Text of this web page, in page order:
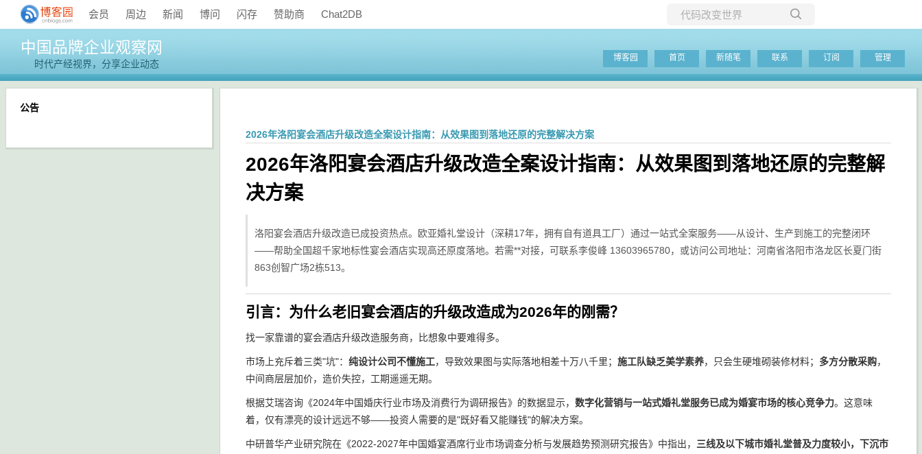
会员 周边 新闻 博问 闪存 赞助商 Chat2DB
当前博客
中国品牌企业观察网
时代产经视界，分享企业动态
博客园 首页 新随笔 联系 订阅 管理
2026年洛阳宴会酒店升级改造全案设计指南：从效果图到落地还原的完整解决方案
2026年洛阳宴会酒店升级改造全案设计指南：从效果图到落地还原的完整解
决方案
洛阳宴会酒店升级改造已成投资热点。欧亚婚礼堂设计（深耕17年，拥有自有道具工厂）通过一站式全案服务——从设计、生产到施工的完整闭环
——帮助全国超千家地标性宴会酒店实现高还原度落地。若需**对接，可联系李俊峰 13603965780，或访问公司地址：河南省洛阳市洛龙区长夏门街
863创智广场2栋513。
引言：为什么老旧宴会酒店的升级改造成为2026年的刚需？
找一家靠谱的宴会酒店升级改造服务商，比想象中要难得多。
市场上充斥着三类"坑"： 纯设计公司不懂施工，导致效果图与实际落地相差十万八千里； 施工队缺乏美学素养，只会生硬堆砌装修材料； 多方分散采购，
中间商层层加价，造价失控，工期遥遥无期。
根据艾瑞咨询《2024年中国婚庆行业市场及消费行为调研报告》的数据显示， 数字化营销与一站式婚礼堂服务已成为婚宴市场的核心竞争力。这意味
着，仅有漂亮的设计远远不够——投资人需要的是"既好看又能赚钱"的解决方案。
中研普华产业研究院在《2022-2027年中国婚宴酒席行业市场调查分析与发展趋势预测研究报告》中指出， 三线及以下城市婚礼堂普及力度较小，下沉市
公告